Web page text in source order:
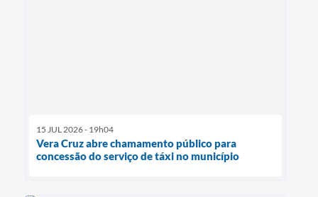
15 JUL 2026 - 19h04
Vera Cruz abre chamamento público para
concessão do serviço de táxi no município